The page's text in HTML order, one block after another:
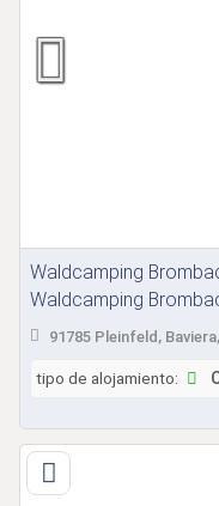
Waldcamping
Waldcamping
91785 Pleinfeld,
tipo de alojamiento: